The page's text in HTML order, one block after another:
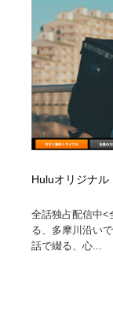
Huluオリジナル
全話独占配信中<
る、多摩川沿い
話で綴る、心...